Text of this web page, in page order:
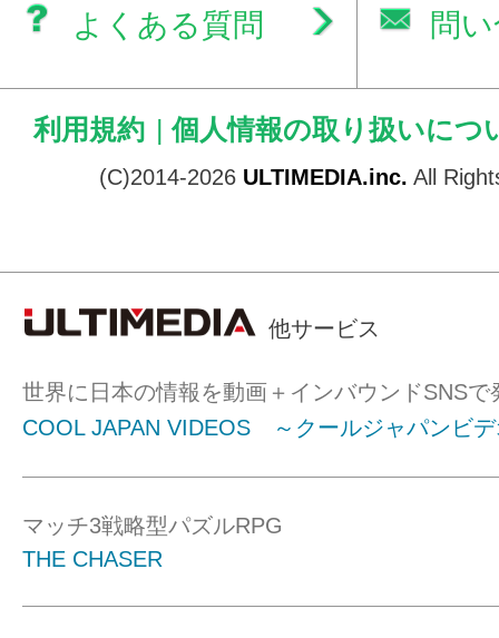
よくある質問 問
利用規約 | 個人情報の取り扱いにつ
(C)2014-2026 ULTIMEDIA.inc. All
他サービス
世界に日本の情報を動画＋インバウンドSNSで
COOL JAPAN VIDEOS ～クールジャパンビ
マッチ3戦略型パズルRPG
THE CHASER